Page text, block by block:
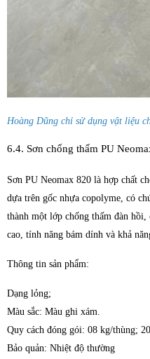
Hoàng Dũng chỉ sử dụng vật liệu
6.4. Sơn chống thấm PU
Sơn PU Neomax 820 là hợp chất
dựa trên gốc nhựa copolyme, có
thành một lớp chống thấm đàn
cao, tính năng bám dính và khả
Thông tin sản phẩm:
Dạng lỏng;
Màu sắc: Màu ghi xám.
Quy cách đóng gói: 08 kg/thùng;
Bảo quản: Nhiệt độ thường